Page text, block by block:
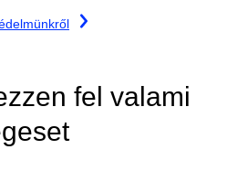
fel valami